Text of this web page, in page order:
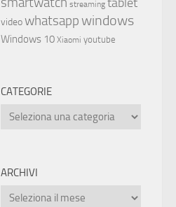
streaming
videowhatsappwindows
Windows 10 Xiaomi youtube
CATEGORIE
ARCHIVI